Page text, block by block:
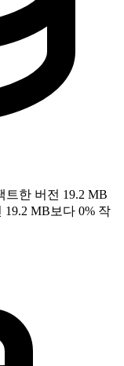
트한 버전 19.2 MB
19.2 MB보다 0% 작